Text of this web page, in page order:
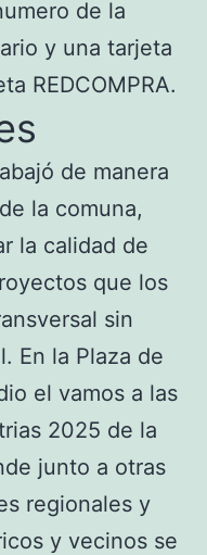
de la
y una tarjeta
REDCOMPRA.
de manera
la comuna,
la calidad de
que los
sin
En la Plaza de
el vamos a las
2025 de la
junto a otras
regionales y
y vecinos se